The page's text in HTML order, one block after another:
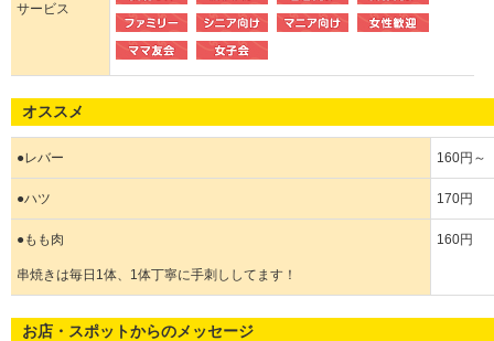
サービス
オススメ
●レバー 160円～
●ハツ 170円
●もも肉
串焼きは毎日1体、1体丁寧に手刺ししてます！
160円
お店・スポットからのメッセージ